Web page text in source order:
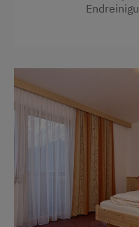
Ohne Verpflegung
Gepäckservice
Kostenlose
Kostenloses
WiFi
Heizung
Kaffeemaschine
Haarföhn
Garten
Toilette